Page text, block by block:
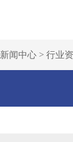
新闻中心 > 行业